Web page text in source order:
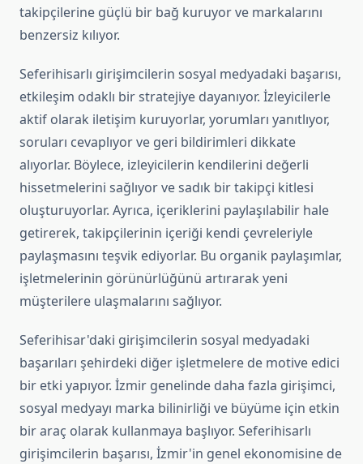
takipçilerine güçlü bir bağ kuruyor ve markalarını
benzersiz kılıyor.
Seferihisarlı girişimcilerin sosyal medyadaki başarısı,
etkileşim odaklı bir stratejiye dayanıyor. İzleyicilerle
aktif olarak iletişim kuruyorlar, yorumları yanıtlıyor,
soruları cevaplıyor ve geri bildirimleri dikkate
alıyorlar. Böylece, izleyicilerin kendilerini değerli
hissetmelerini sağlıyor ve sadık bir takipçi kitlesi
oluşturuyorlar. Ayrıca, içeriklerini paylaşılabilir hale
getirerek, takipçilerinin içeriği kendi çevreleriyle
paylaşmasını teşvik ediyorlar. Bu organik paylaşımlar,
işletmelerinin görünürlüğünü artırarak yeni
müşterilere ulaşmalarını sağlıyor.
Seferihisar'daki girişimcilerin sosyal medyadaki
başarıları şehirdeki diğer işletmelere de motive edici
bir etki yapıyor. İzmir genelinde daha fazla girişimci,
sosyal medyayı marka bilinirliği ve büyüme için etkin
bir araç olarak kullanmaya başlıyor. Seferihisarlı
girişimcilerin başarısı, İzmir'in genel ekonomisine de